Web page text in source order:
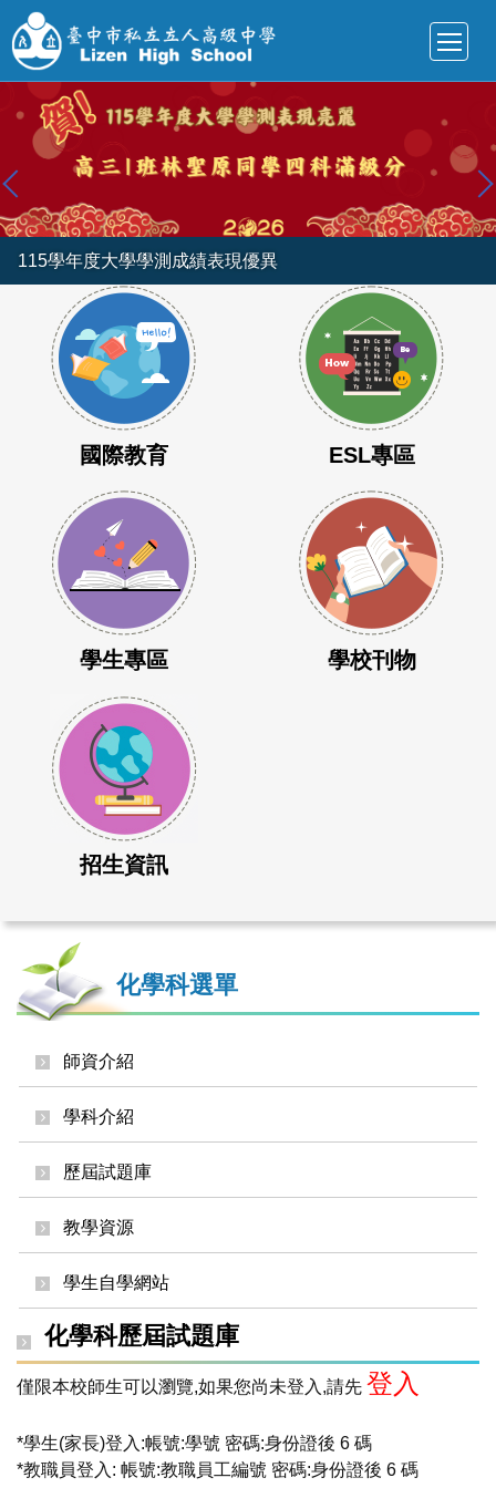
到
主
內
區
115學年度大學學測成績表現優異
國際教育 ESL專區
學生專區 學校刊物
招生資訊
化學科選單
師資介紹
學科介紹
歷屆試題庫
教學資源
學生自學網站
化學科歷屆試題庫
僅限本校師生可以瀏覽,如果您尚未登入,請先 登入
*學生(家長)登入:帳號:學號 密碼:身份證後 6 碼
*教職員登入: 帳號:教職員工編號 密碼:身份證後 6 碼